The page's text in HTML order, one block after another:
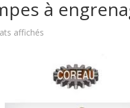
à
affichés